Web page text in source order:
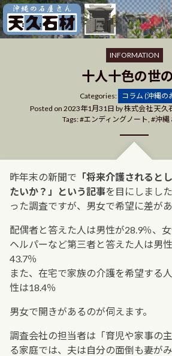
Skip
to
content
INFORMATION
十人十色の世
Categories: Categories
コラム (沖縄の
Posted on 2023年1月31日 by株式会社 天久
Tags: エンディングノート, 沖縄
昨年末の新聞で 「将来介護されると
たいか？」という記事を目にしまし
った調査ですが、男女で希望に差があ
配偶者と答えた人は男性が28.9％、
ヘルパーなど第三者と答えた人は男
43.7％
また、在宅で家族の介護を希望する
性は18.4％
男女で開きがあるのが伺えます。
調査会社の担当者は「育児や家事の
る家庭では、夫は自分の面倒も妻が